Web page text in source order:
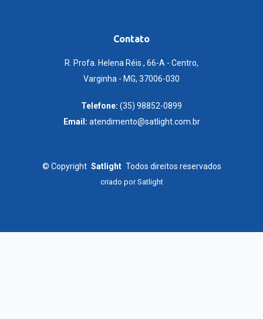
Contato
R. Profa. Helena Réis , 66-A - Centro,
Varginha - MG, 37006-030
Telefone: (35) 98852-0899
Email: atendimento@satlight.com.br
© Copyright Satlight Todos direitos reservados
criado porSatlight